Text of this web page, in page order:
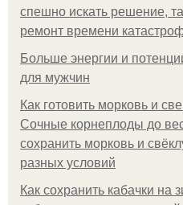
спешно искать решение,
ремонт времени
Больше энергии и
для мужчин
Как готовить морковь и
Сочные корнеплоды до
сохранить морковь и
разных условий
Как сохранить кабачки на